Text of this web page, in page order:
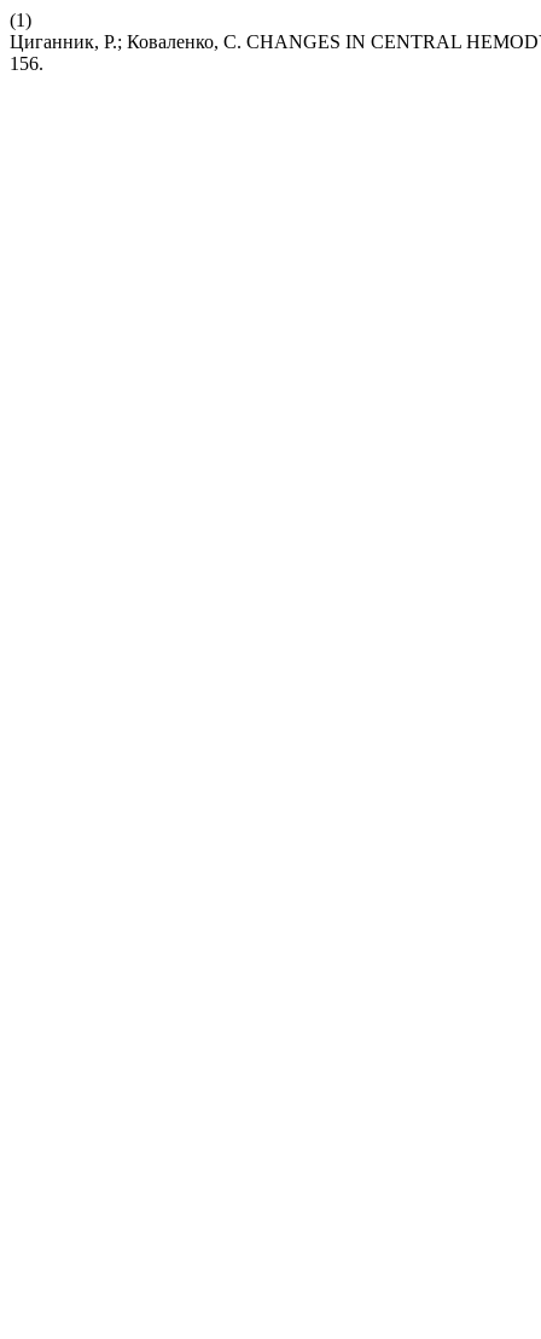
(1)
Циганник, Р.; Коваленко, С. CHANGES IN CENTRAL
156.